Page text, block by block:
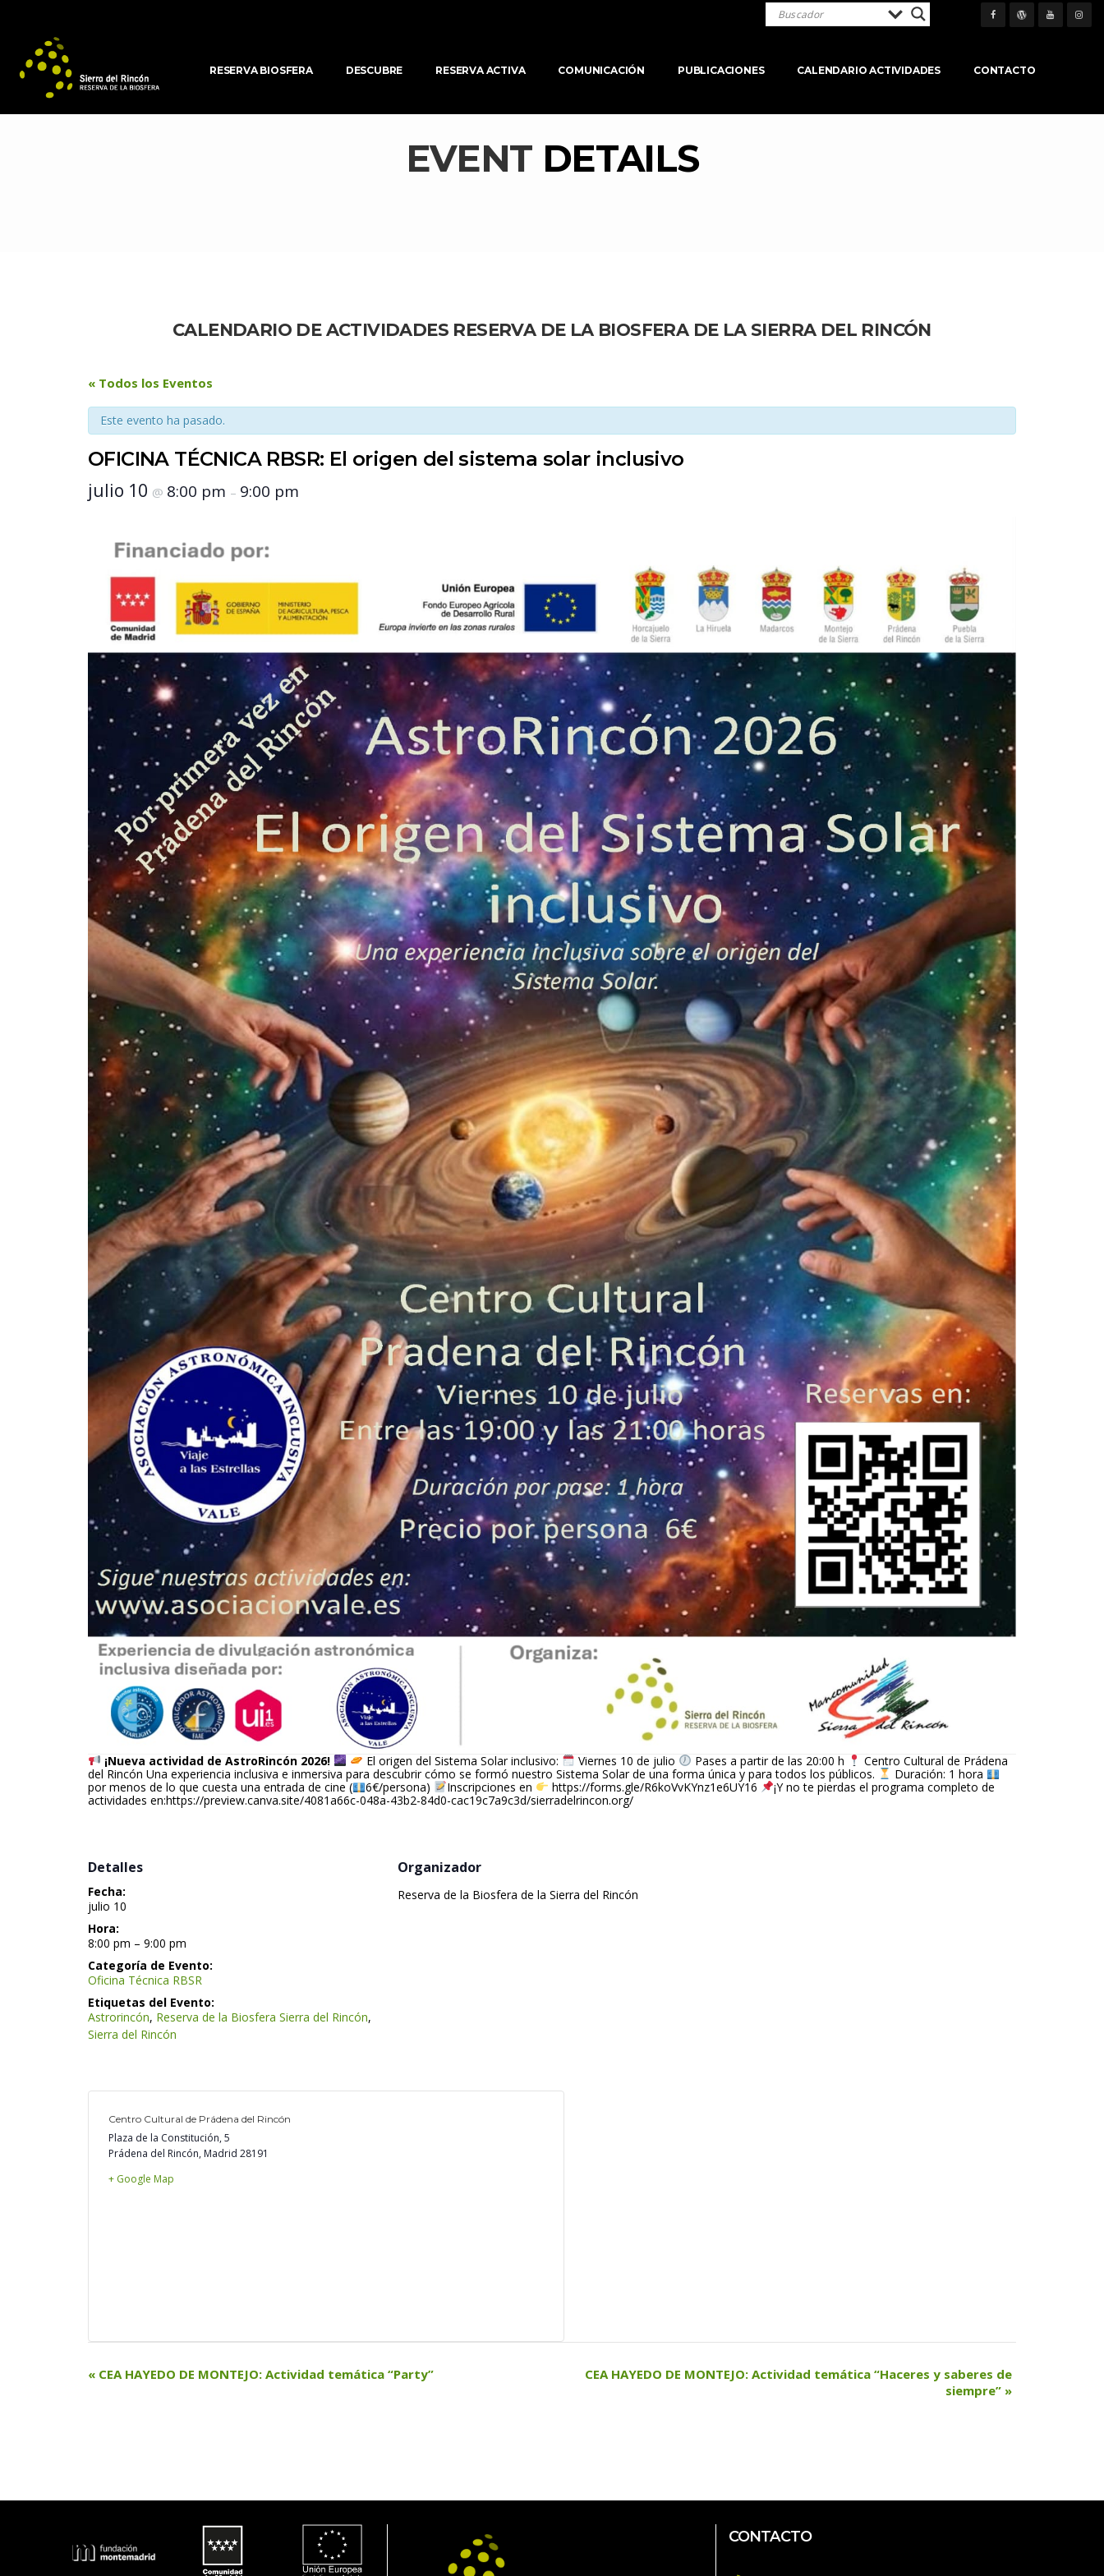
RESERVA BIOSFERA DESCUBRE RESERVA ACTIVA COMUNICACIÓN PUBLICACIONES CALENDARIO ACTIVIDADES CONTACTO
EVENT DETAILS
CALENDARIO DE ACTIVIDADES RESERVA DE LA BIOSFERA DE LA SIERRA DEL RINCÓN
« Todos los Eventos
Este evento ha pasado.
OFICINA TÉCNICA RBSR: El origen del sistema solar inclusivo
julio 10 @ 8:00 pm – 9:00 pm
¡Nueva actividad de AstroRincón 2026! El origen del Sistema Solar inclusivo: Viernes 10 de julio Pases a partir de las 20:00 h
Centro Cultural de Prádena
del Rincón Una experiencia inclusiva e inmersiva para descubrir cómo se formó nuestro Sistema Solar de una forma única y para todos los públicos.
Duración: 1 hora
por menos de lo que cuesta una entrada de cine (
6€/persona) Inscripciones en https://forms.gle/R6koVvKYnz1e6UY16
¡Y no te pierdas el programa completo de
actividades en:https://preview.canva.site/4081a66c-048a-43b2-84d0-cac19c7a9c3d/sierradelrincon.org/
Detalles
Fecha:
julio 10
Hora:
8:00 pm – 9:00 pm
Categoría de Evento:
Oficina Técnica RBSR
Etiquetas del Evento:
Astrorincón, Reserva de la Biosfera Sierra del Rincón,
Sierra del Rincón
Organizador
Reserva de la Biosfera de la Sierra del Rincón
Centro Cultural de Prádena del Rincón
Plaza de la Constitución, 5
Prádena del Rincón, Madrid 28191
+ Google Map
N
c
ó
n
« CEA HAYEDO DE MONTEJO: Actividad temática “Party”
CEA HAYEDO DE MONTEJO: Actividad temática “Haceres y saberes de
iempre” »
CONTACTO